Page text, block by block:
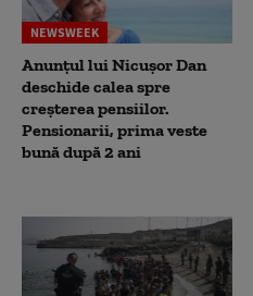
NEWSWEEK
Anunțul lui Nicușor Dan
deschide calea spre
creșterea pensiilor.
Pensionarii, prima veste
bună după 2 ani